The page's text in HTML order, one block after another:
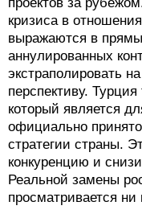
кризиса в
выражаются в
аннулированных
экстраполировать
перспективу.
который является
официально
стратегии страны.
конкуренцию и
Реальной замены
просматривается